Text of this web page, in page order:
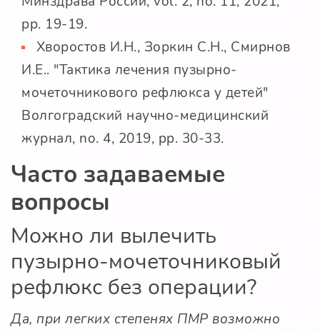
pp. 19-19.
Хворостов И.Н., Зоркин С.Н., Смирнов
И.Е.. "Тактика лечения пузырно-
мочеточникового рефлюкса у детей"
Волгоградский научно-медицинский
журнал, no. 4, 2019, pp. 30-33.
Часто задаваемые
вопросы
Можно ли вылечить
пузырно-мочеточниковый
рефлюкс без операции?
Да, при легких степенях ПМР возможно